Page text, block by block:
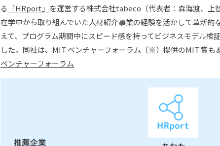
る
「HRport」 を運営する株式会社tabeco（代表者：森海渡、上
在学中から取り組んでいた人材紹介事業の経験を活かして革新的
えて、プログラム期間中にスピード感を持ってビジネスモデル検
した。同社は、MIT ベンチャーフォーラム（※）提供のMIT 賞も
ベンチャーフォーラム